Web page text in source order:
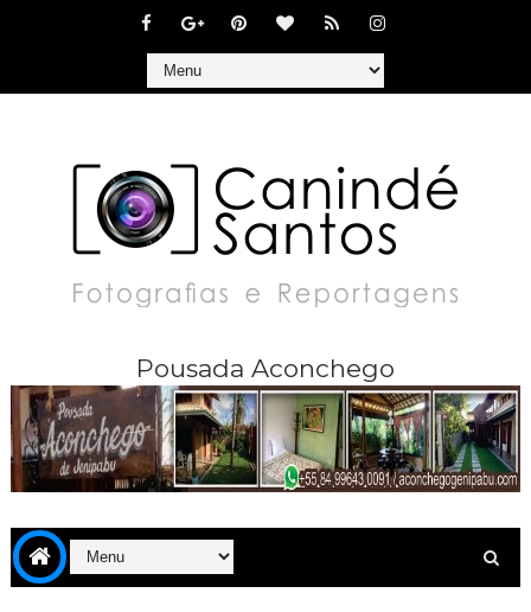
Pousada Aconchego